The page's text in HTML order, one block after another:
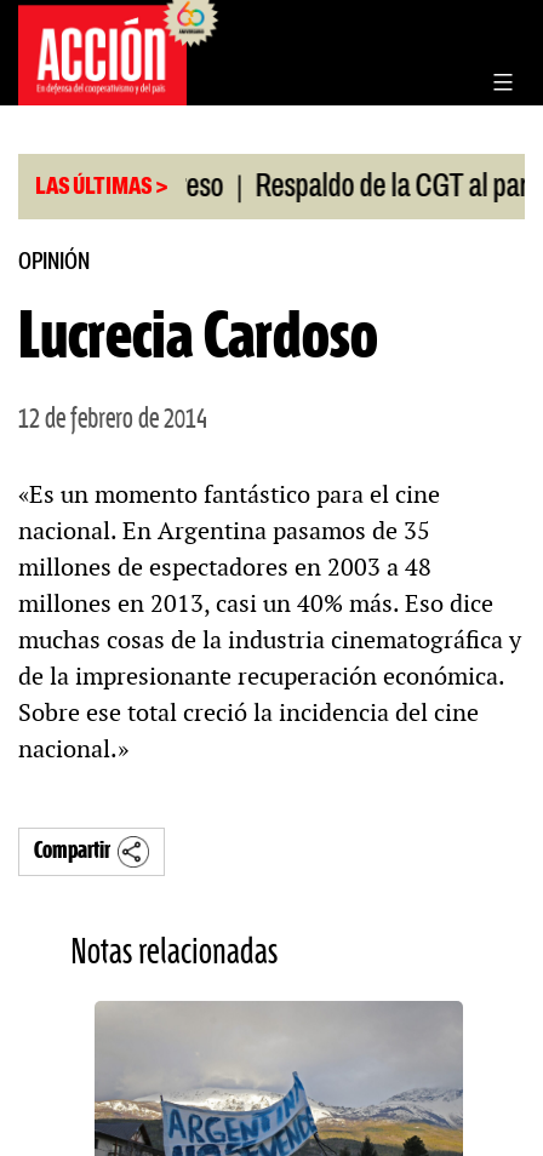
Saltar
contenido
LAS ÚLTIMAS >
en el Congreso | Respaldo de la CGT al paro
OPINIÓN
Lucrecia Cardoso
12 de febrero de 2014
«Es un momento fantástico para el cine
nacional. En Argentina pasamos de 35
millones de espectadores en 2003 a 48
millones en 2013, casi un 40% más. Eso dice
muchas cosas de la industria cinematográfica y
de la impresionante recuperación económica.
Sobre ese total creció la incidencia del cine
nacional.»
Compartir
Notas relacionadas